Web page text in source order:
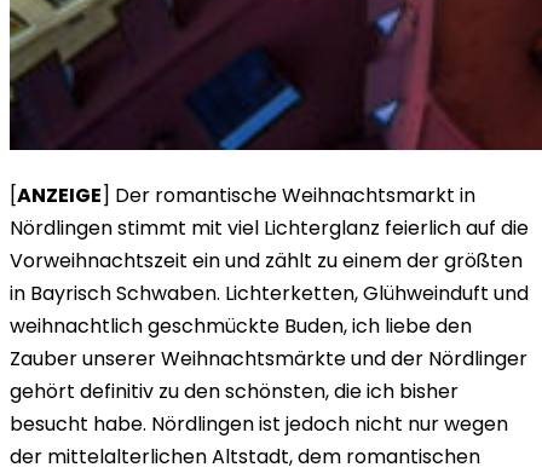
[ANZEIGE] Der romantische Weihnachtsmarkt in
Nördlingen stimmt mit viel Lichterglanz feierlich auf die
Vorweihnachtszeit ein und zählt zu einem der größten
in Bayrisch Schwaben. Lichterketten, Glühweinduft und
weihnachtlich geschmückte Buden, ich liebe den
Zauber unserer Weihnachtsmärkte und der Nördlinger
gehört definitiv zu den schönsten, die ich bisher
besucht habe. Nördlingen ist jedoch nicht nur wegen
der mittelalterlichen Altstadt, dem romantischen